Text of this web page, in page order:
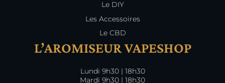
Le DIY
Les Accessoires
Le CBD
L’AROMISEUR VAPESHOP
Lundi 9h30 | 18h30
Mardi 9h30 | 18h30